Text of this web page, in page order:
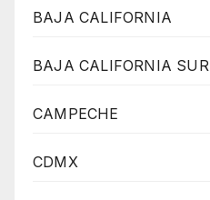
BAJA CALIFORNIA
BAJA CALIFORNIA SUR
CAMPECHE
CDMX